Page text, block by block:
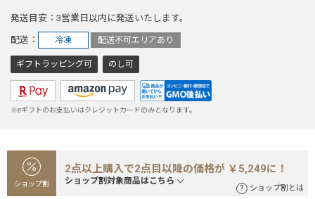
発送目安 3営業日以内に発送いたします。
配送 冷凍 配送不可エリアあり
ギフトラッピング可 のし可
※eギフトのお支払いはクレジットカードのみとなります。
ショップ割
2点以上購入で2点目以降の価格が ￥5,249に！
ショップ割対象商品はこちら
ショップ割とは